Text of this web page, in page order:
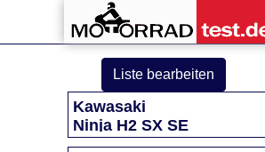
Liste bearbeiten
Kawasaki
Ninja H2 SX SE